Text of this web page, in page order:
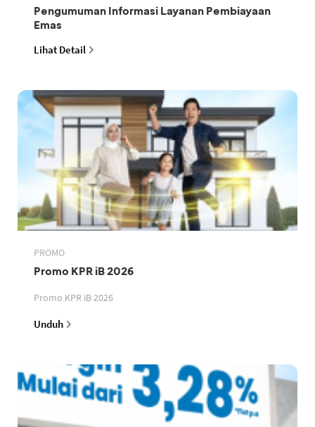
Pengumuman Informasi Layanan Pembiayaan
Emas
Lihat Detail
PROMO
Promo KPR iB 2026
Promo KPR iB 2026
Unduh